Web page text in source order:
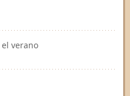
verano